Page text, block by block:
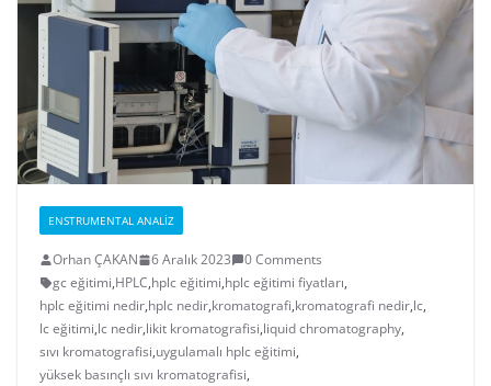
ENSTRUMENTAL ANALIZ
Orhan ÇAKAN 6 Aralık 2023
0 Comments
gc eğitimi,HPLC,hplc eğitimi,hplc eğitimi fiyatları,
hplc eğitimi nedir,hplc nedir,kromatografi,kromatografi nedir,lc,
lc eğitimi,lc nedir,likit kromatografisi,liquid chromatography,
sıvı kromatografisi,uygulamalı hplc eğitimi,
yüksek basınçlı sıvı kromatografisi,